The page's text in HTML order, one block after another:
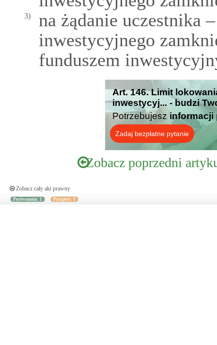
3)
na żądanie uczestnika
inwestycyjnego
funduszem
Art. 146. Limit
inwestycyj... - budzi
Potrzebujesz informacji
Zadaj bezpłatne pytanie
Zobacz poprzedni
Zobacz cały akt prawny
Porównania: 1 Przypisy: 1